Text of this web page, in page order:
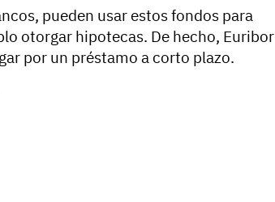
pueden usar estos fondos para
otorgar hipotecas. De hecho, Euribor
por un préstamo a corto plazo.